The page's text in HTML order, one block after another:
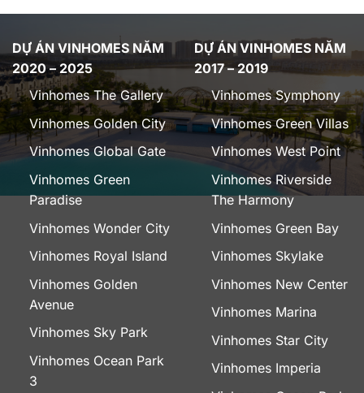
DỰ ÁN VINHOMES NĂM
2020 – 2025
Vinhomes The Gallery
Vinhomes Golden City
Vinhomes Global Gate
Vinhomes Green
Paradise
Vinhomes Wonder City
Vinhomes Royal Island
Vinhomes Golden
Avenue
Vinhomes Sky Park
Vinhomes Ocean Park
3
DỰ ÁN VINHOMES NĂM
2017 – 2019
Vinhomes Symphony
Vinhomes Green Villas
Vinhomes West Point
Vinhomes Riverside
The Harmony
Vinhomes Green Bay
Vinhomes Skylake
Vinhomes New Center
Vinhomes Marina
Vinhomes Star City
Vinhomes Imperia